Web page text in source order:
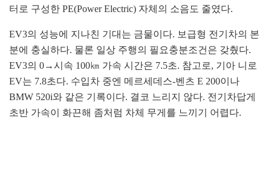
터로 구성한 PE(Power Electric) 자체의 소음도 줄였다.
EV3의 성능에 지나친 기대는 금물이다. 보급형 전기차의 본
분에 충실하다. 물론 일상 주행의 필요충분조건은 갖췄다.
EV3의 0→시속 100㎞ 가속 시간은 7.5초. 참고로, 기아 니로
EV는 7.8초다. 수입차 중엔 메르세데스-벤츠 E 200이나
BMW 520i와 같은 기록이다. 결코 느리지 않다. 전기차답게
초반 가속이 화끈해 좀처럼 차체 무게를 느끼기 어렵다.